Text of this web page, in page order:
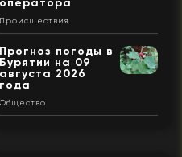
Происшествия
Прогноз погоды в
Бурятии на 09
августа 2026
года
Общество